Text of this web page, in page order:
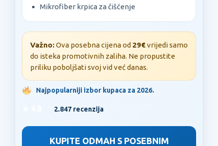
Mikrofiber krpica za čišćenje
Važno:Ova posebna cijena od 29€vrijedi samo
do isteka promotivnih zaliha. Ne propustite
priliku poboljšati svoj vid već danas.
Najpopularniji izbor kupaca za 2026.
2.847 recenzija
KUPITE ODMAH S POSEBNIM